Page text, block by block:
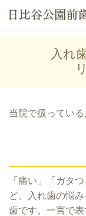
入れ
当院で扱ってい
「痛い」「ガタ
ど、入れ歯の悩
歯です。一言で